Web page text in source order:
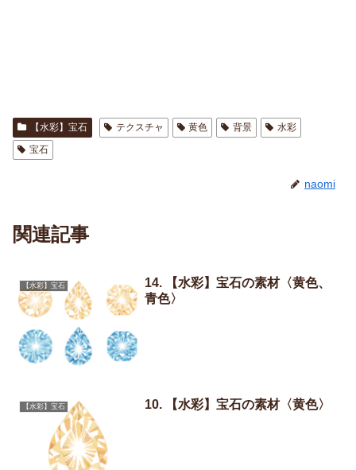
【水彩】宝石 テクスチャ 黄色 背景
水彩
宝石
naomi
関連記事
【水彩】宝石
14. 【水彩】宝石の素材〈黄色、
青色〉
【水彩】宝石 10. 【水彩】宝石の素材〈黄色〉